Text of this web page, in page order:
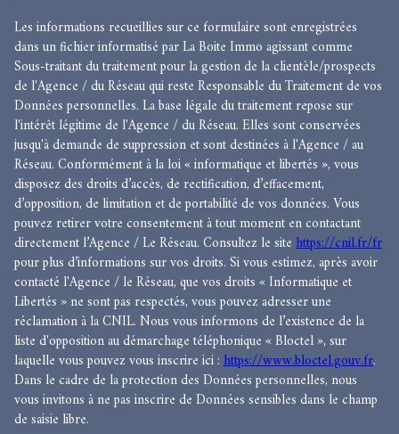
Les informations recueillies sur ce formulaire sont enregistrées
dans un fichier informatisé par La Boite Immo agissant comme
Sous-traitant du traitement pour la gestion de la clientèle/prospects
de l'Agence / du Réseau qui reste Responsable du Traitement de vos
Données personnelles. La base légale du traitement repose sur
l'intérêt légitime de l'Agence / du Réseau. Elles sont conservées
jusqu'à demande de suppression et sont destinées à l'Agence / au
Réseau. Conformément à la loi « informatique et libertés », vous
disposez des droits d’accès, de rectification, d’effacement,
d’opposition, de limitation et de portabilité de vos données. Vous
pouvez retirer votre consentement à tout moment en contactant
directement l’Agence / Le Réseau. Consultez le sitehttps://cnil.fr/fr
pour plus d’informations sur vos droits. Si vous estimez, après avoir
contacté l'Agence / le Réseau, que vos droits « Informatique et
Libertés » ne sont pas respectés, vous pouvez adresser une
réclamation à la CNIL. Nous vous informons de l’existence de la
liste d'opposition au démarchage téléphonique « Bloctel », sur
laquelle vous pouvez vous inscrire ici :https://www.bloctel.gouv.fr.
Dans le cadre de la protection des Données personnelles, nous
vous invitons à ne pas inscrire de Données sensibles dans le champ
de saisie libre.